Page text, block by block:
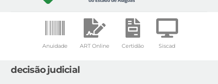
Anuidade ART Online Certidão Siscad
decisão judicial